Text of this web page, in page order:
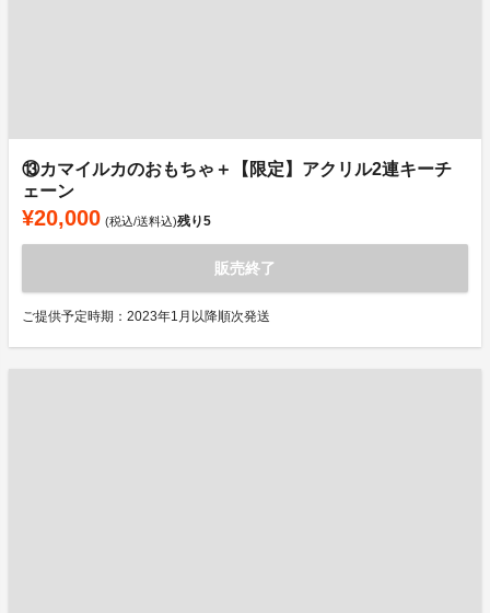
⑬カマイルカのおもちゃ＋【限定】アクリル2連キーチ
ェーン
¥20,000 (税込/送料込)残り5
販売終了
ご提供予定時期：2023年1月以降順次発送